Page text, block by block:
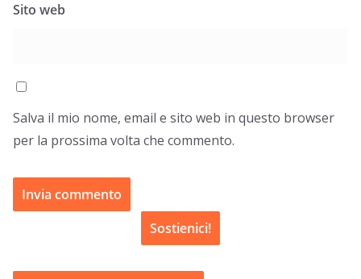
Sito web
Salva il mio nome, email e sito web in questo browser
per la prossima volta che commento.
Sostienici!